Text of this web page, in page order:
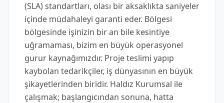
(SLA) standartları, olası bir aksaklıkta saniyeler
içinde müdahaleyi garanti eder. Bölgesi
bölgesinde işinizin bir an bile kesintiye
uğramaması, bizim en büyük operasyonel
gurur kaynağımızdır. Proje teslimi yapıp
kaybolan tedarikçiler, iş dünyasının en büyük
şikayetlerinden biridir. Haldız Kurumsal ile
çalışmak; başlangıcından sonuna, hatta